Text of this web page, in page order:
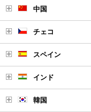
中国
チェコ
スペイン
インド
韓国